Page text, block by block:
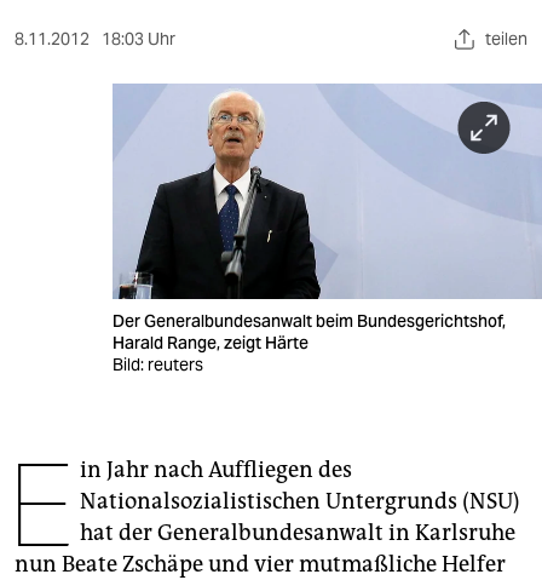
veranstaltungen
fragen & hilfe
genossenschaft
epaper login
8.11.2012 18:03 Uhr teilen
Der Generalbundesanwalt beim Bundesgerichtshof,
Harald Range, zeigt Härte
Bild: reuters
E in Jahr nach Auffliegen des
Nationalsozialistischen Untergrunds (NSU)
hat der Generalbundesanwalt in Karlsruhe
nun Beate Zschäpe und vier mutmaßliche Helfer